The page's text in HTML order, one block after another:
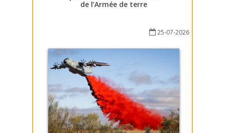
de l’Armée de terre
25-07-2026